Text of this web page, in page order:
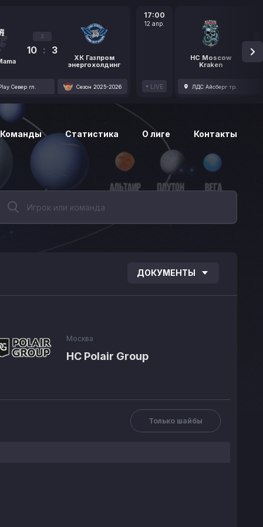
3
10 : 3
ХК Газпром
энергохолдинг
Север гл. Сезон 2025-2026
17:00
12 апр.
LIVE
HC Moscow
Kraken
1
ЛДС Айсберг тр.
Команды Статистика О лиге Контакты
ДОКУМЕНТЫ
Москва
HC Polair Group
Только шайбы